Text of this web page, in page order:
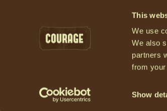
This
We use
We also
partners
from
Show